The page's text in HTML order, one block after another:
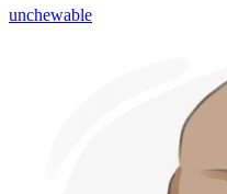
unchewable